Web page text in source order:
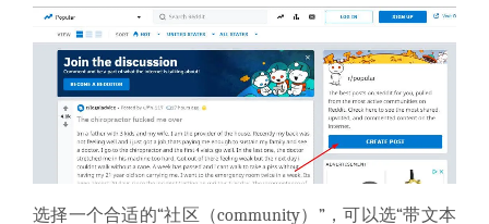
选择一个合适的“社区（community）”，可以选“带文本